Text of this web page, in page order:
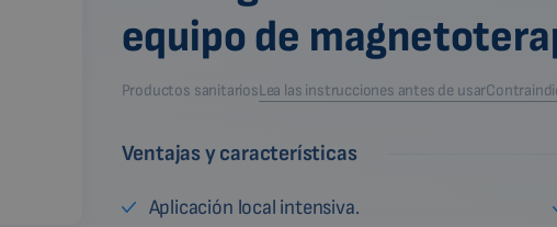
equipo de
Productos sanitariosLea las instrucciones antes de usar
Ventajas y características
Aplicación local intensiva.